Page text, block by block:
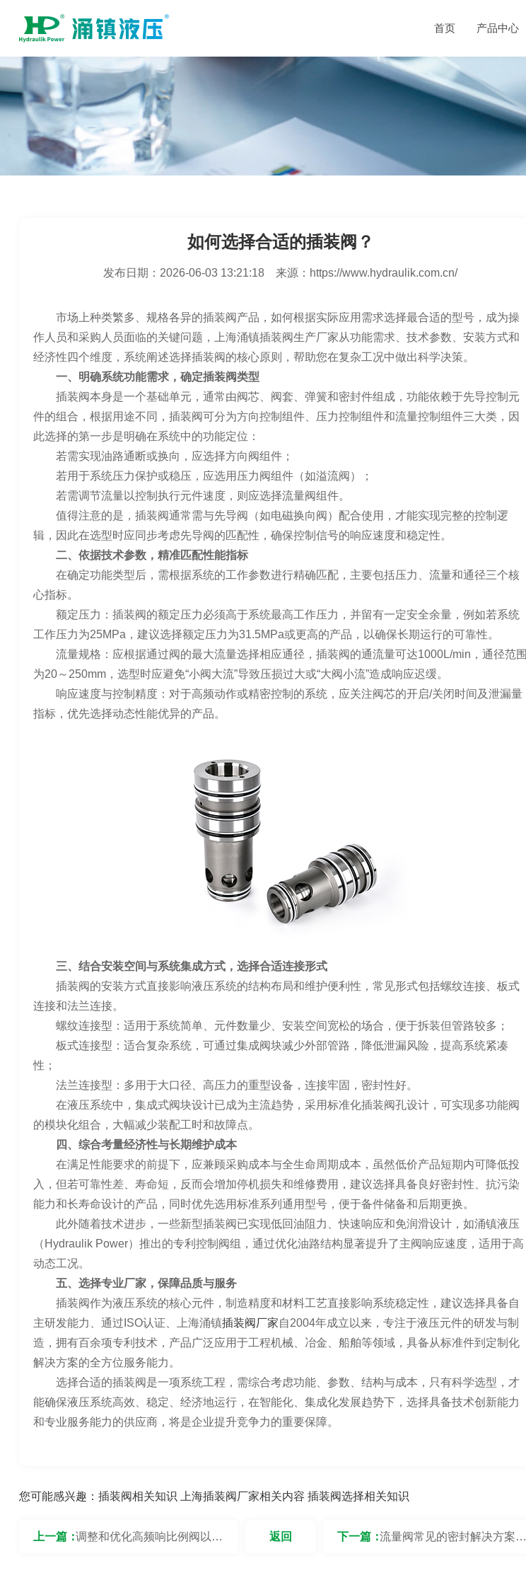
首页 产品中心
如何选择合适的插装阀？
发布日期： 2026-06-03 13:21:18 来源： https://www.hydraulik.com.cn/
市场上种类繁多、规格各异的插装阀产品，如何根据实际应用需求选择最合适的型号，成为操
作人员和采购人员面临的关键问题，上海涌镇插装阀生产厂家从功能需求、技术参数、安装方式和
经济性四个维度，系统阐述选择插装阀的核心原则，帮助您在复杂工况中做出科学决策。
一、明确系统功能需求，确定插装阀类型
插装阀本身是一个基础单元，通常由阀芯、阀套、弹簧和密封件组成，功能依赖于先导控制元
件的组合，根据用途不同，插装阀可分为方向控制组件、压力控制组件和流量控制组件三大类，因
此选择的第一步是明确在系统中的功能定位：
若需实现油路通断或换向，应选择方向阀组件；
若用于系统压力保护或稳压，应选用压力阀组件（如溢流阀）；
若需调节流量以控制执行元件速度，则应选择流量阀组件。
值得注意的是，插装阀通常需与先导阀（如电磁换向阀）配合使用，才能实现完整的控制逻
辑，因此在选型时应同步考虑先导阀的匹配性，确保控制信号的响应速度和稳定性。
二、依据技术参数，精准匹配性能指标
在确定功能类型后，需根据系统的工作参数进行精确匹配，主要包括压力、流量和通径三个核
心指标。
额定压力：插装阀的额定压力必须高于系统最高工作压力，并留有一定安全余量，例如若系统
工作压力为25MPa，建议选择额定压力为31.5MPa或更高的产品，以确保长期运行的可靠性。
流量规格：应根据通过阀的最大流量选择相应通径，插装阀的通流量可达1000L/min，通径范围
为20～250mm，选型时应避免“小阀大流”导致压损过大或“大阀小流”造成响应迟缓。
响应速度与控制精度：对于高频动作或精密控制的系统，应关注阀芯的开启/关闭时间及泄漏量
指标，优先选择动态性能优异的产品。
三、结合安装空间与系统集成方式，选择合适连接形式
插装阀的安装方式直接影响液压系统的结构布局和维护便利性，常见形式包括螺纹连接、板式
连接和法兰连接。
螺纹连接型：适用于系统简单、元件数量少、安装空间宽松的场合，便于拆装但管路较多；
板式连接型：适合复杂系统，可通过集成阀块减少外部管路，降低泄漏风险，提高系统紧凑
性；
法兰连接型：多用于大口径、高压力的重型设备，连接牢固，密封性好。
在液压系统中，集成式阀块设计已成为主流趋势，采用标准化插装阀孔设计，可实现多功能阀
的模块化组合，大幅减少装配工时和故障点。
四、综合考量经济性与长期维护成本
在满足性能要求的前提下，应兼顾采购成本与全生命周期成本，虽然低价产品短期内可降低投
入，但若可靠性差、寿命短，反而会增加停机损失和维修费用，建议选择具备良好密封性、抗污染
能力和长寿命设计的产品，同时优先选用标准系列通用型号，便于备件储备和后期更换。
此外随着技术进步，一些新型插装阀已实现低回油阻力、快速响应和免润滑设计，如涌镇液压
（Hydraulik Power）推出的专利控制阀组，通过优化油路结构显著提升了主阀响应速度，适用于高
动态工况。
五、选择专业厂家，保障品质与服务
插装阀作为液压系统的核心元件，制造精度和材料工艺直接影响系统稳定性，建议选择具备自
主研发能力、通过ISO认证、上海涌镇插装阀厂家自2004年成立以来，专注于液压元件的研发与制
造，拥有百余项专利技术，产品广泛应用于工程机械、冶金、船舶等领域，具备从标准件到定制化
解决方案的全方位服务能力。
选择合适的插装阀是一项系统工程，需综合考虑功能、参数、结构与成本，只有科学选型，才
能确保液压系统高效、稳定、经济地运行，在智能化、集成化发展趋势下，选择具备技术创新能力
和专业服务能力的供应商，将是企业提升竞争力的重要保障。
您可能感兴趣： 插装阀相关知识 上海插装阀厂家相关内容 插装阀选择相关知识
上一篇：调整和优化高频响比例阀以解 下一篇：流量阀常见的密封解决方案有
返回